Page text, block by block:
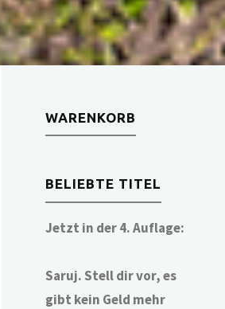
WARENKORB
BELIEBTE TITEL
Jetzt in der 4. Auflage:
Saruj. Stell dir vor, es
gibt kein Geld mehr